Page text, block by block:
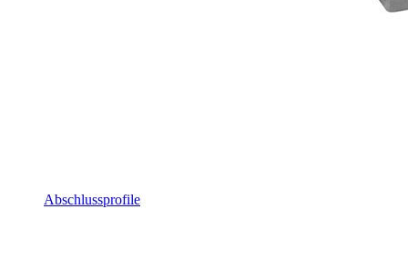
Abschlussprofile